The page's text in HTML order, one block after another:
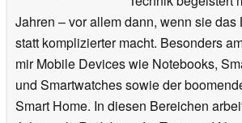
Jahren – vor allem dann, wenn sie das
statt komplizierter macht. Besonders
mir Mobile Devices wie Notebooks,
und Smartwatches sowie der
Smart Home. In diesen Bereichen